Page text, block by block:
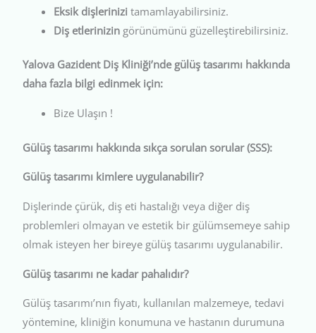
Eksik dişlerinizi tamamlayabilirsiniz.
Diş etlerinizin görünümünü güzelleştirebilirsiniz.
Yalova Gazident Diş Kliniği’nde gülüş tasarımı hakkında
daha fazla bilgi edinmek için:
Bize Ulaşın !
Gülüş tasarımı hakkında sıkça sorulan sorular (SSS):
Gülüş tasarımı kimlere uygulanabilir?
Dişlerinde çürük, diş eti hastalığı veya diğer diş
problemleri olmayan ve estetik bir gülümsemeye sahip
olmak isteyen her bireye gülüş tasarımı uygulanabilir.
Gülüş tasarımı ne kadar pahalıdır?
Gülüş tasarımı’nın fiyatı, kullanılan malzemeye, tedavi
yöntemine, kliniğin konumuna ve hastanın durumuna